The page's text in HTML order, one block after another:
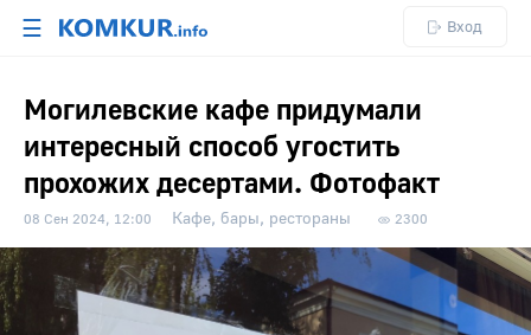
☰ Вход
Могилевские кафе придумали
интересный способ угостить
прохожих десертами. Фотофакт
08 Сен 2024, 12:00 Кафе, бары, рестораны 2300